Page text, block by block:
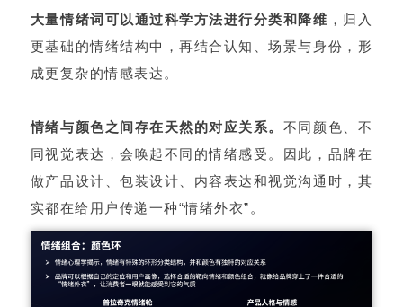
大量情绪词可以通过科学方法进行分类和降维 ，归入
更基础的情绪结构中，再结合认知、场景与身份，形
成更复杂的情感表达。
情绪与颜色之间存在天然的对应关系。 不同颜色、不
同视觉表达，会唤起不同的情绪感受。因此，品牌在
做产品设计、包装设计、内容表达和视觉沟通时，其
实都在给用户传递一种“情绪外衣”。